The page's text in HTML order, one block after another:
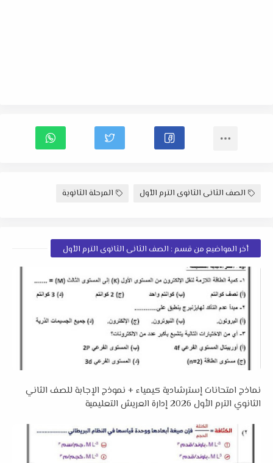
الصف الثانى الثانوى الترم الأول المرحلة الثانوية
أخر المواضيع من قسم : الصف الثانى الثانوى الترم الأول
نماذج امتحانات إسترشادية كيمياء + نموذج الإجابة للصف الثاني
الثانوي الترم الأول 2026 إدارة العريش التعليمية